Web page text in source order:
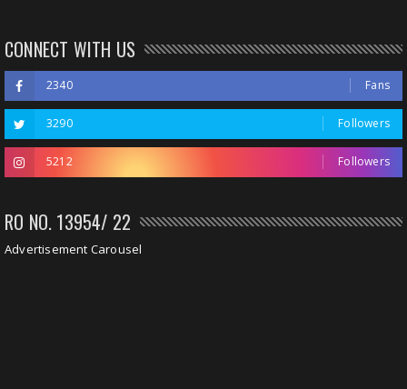
CONNECT WITH US
2340 Fans
3290 Followers
5212 Followers
RO NO. 13954/ 22
Advertisement Carousel